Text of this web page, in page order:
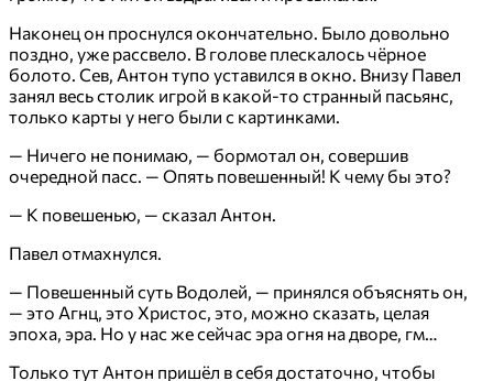
Наконец он проснулся окончательно. Было довольно
поздно, уже рассвело. В голове плескалось чёрное
болото. Сев, Антон тупо уставился в окно. Внизу Павел
занял весь столик игрой в какой-то странный пасьянс,
только карты у него были с картинками.
— Ничего не понимаю, — бормотал он, совершив
очередной пасс. — Опять повешенный! К чему бы это?
— К повешенью, — сказал Антон.
Павел отмахнулся.
— Повешенный суть Водолей, — принялся объяснять он,
— это Агнц, это Христос, это, можно сказать, целая
эпоха, эра. Но у нас же сейчас эра огня на дворе, гм…
Только тут Антон пришёл в себя достаточно, чтобы